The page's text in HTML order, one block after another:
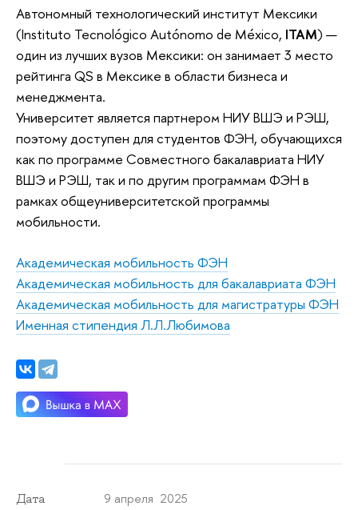
Автономный технологический институт Мексики
(Instituto Tecnológico Autónomo de México, ITAM) —
один из лучших вузов Мексики: он занимает 3 место
рейтинга QS в Мексике в области бизнеса и
менеджмента.
Университет является партнером НИУ ВШЭ и РЭШ,
поэтому доступен для студентов ФЭН, обучающихся
как по программе Совместного бакалавриата НИУ
ВШЭ и РЭШ, так и по другим программам ФЭН в
рамках общеуниверситетской программы
мобильности.
Академическая мобильность ФЭН
Академическая мобильность для бакалавриата ФЭН
Академическая мобильность для магистратуры ФЭН
Именная стипендия Л.Л.Любимова
Дата 9 апреля 2025